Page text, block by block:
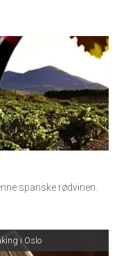
spanske rødvinen.
i Oslo